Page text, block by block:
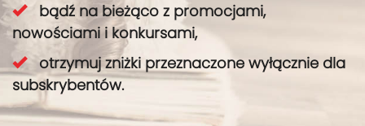
bądź na bieżąco z promocjami,
nowościami i konkursami,
otrzymuj zniżki przeznaczone wyłącznie dla
subskrybentów.